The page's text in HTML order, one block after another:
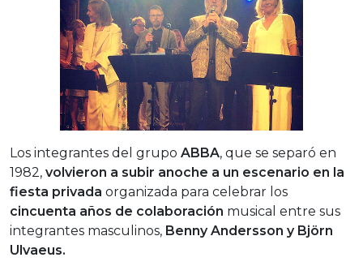
Los integrantes del grupo ABBA, que se separó en
1982, volvieron a subir anoche a un escenario en la
fiesta privada organizada para celebrar los
cincuenta años de colaboración musical entre sus
integrantes masculinos, Benny Andersson y Björn
Ulvaeus.